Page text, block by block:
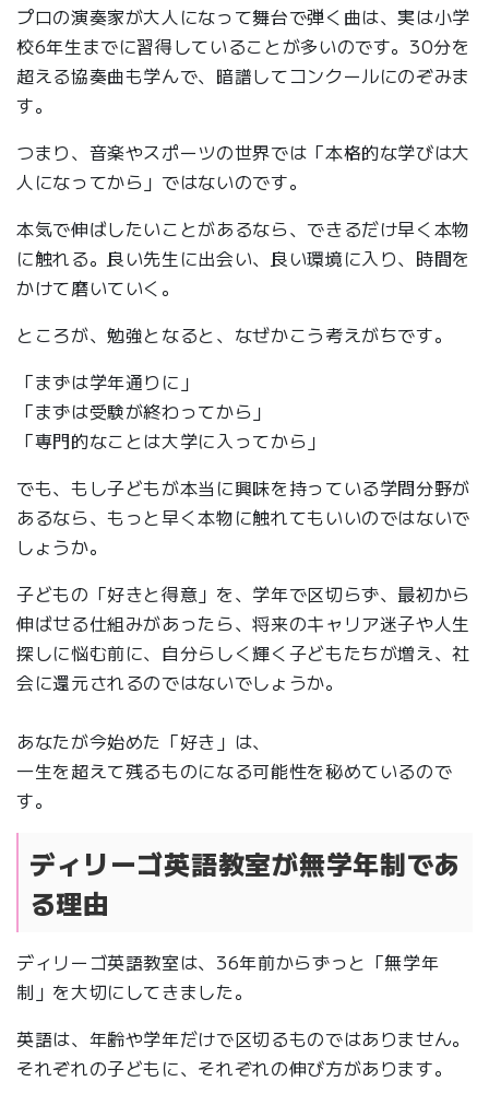
プロの演奏家が大人になって舞台で弾く曲は、実は小学
校6年生までに習得していることが多いのです。30分を
超える協奏曲も学んで、暗譜してコンクールにのぞみま
す。
つまり、音楽やスポーツの世界では「本格的な学びは大
人になってから」ではないのです。
本気で伸ばしたいことがあるなら、できるだけ早く本物
に触れる。良い先生に出会い、良い環境に入り、時間を
かけて磨いていく。
ところが、勉強となると、なぜかこう考えがちです。
「まずは学年通りに」
「まずは受験が終わってから」
「専門的なことは大学に入ってから」
でも、もし子どもが本当に興味を持っている学問分野が
あるなら、もっと早く本物に触れてもいいのではないで
しょうか。
子どもの「好きと得意」を、学年で区切らず、最初から
伸ばせる仕組みがあったら、将来のキャリア迷子や人生
探しに悩む前に、自分らしく輝く子どもたちが増え、社
会に還元されるのではないでしょうか。
あなたが今始めた「好き」は、
一生を超えて残るものになる可能性を秘めているので
す。
ディリーゴ英語教室が無学年制であ
る理由
ディリーゴ英語教室は、36年前からずっと「無学年
制」を大切にしてきました。
英語は、年齢や学年だけで区切るものではありません。
それぞれの子どもに、それぞれの伸び方があります。